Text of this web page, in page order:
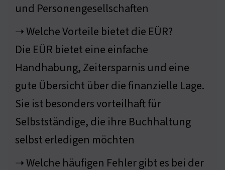
und Personengesellschaften
➝ Welche Vorteile bietet die EÜR?
Die EÜR bietet eine einfache
Handhabung, Zeitersparnis und eine
gute Übersicht über die finanzielle Lage.
Sie ist besonders vorteilhaft für
Selbstständige, die ihre Buchhaltung
selbst erledigen möchten
➝ Welche häufigen Fehler gibt es bei der